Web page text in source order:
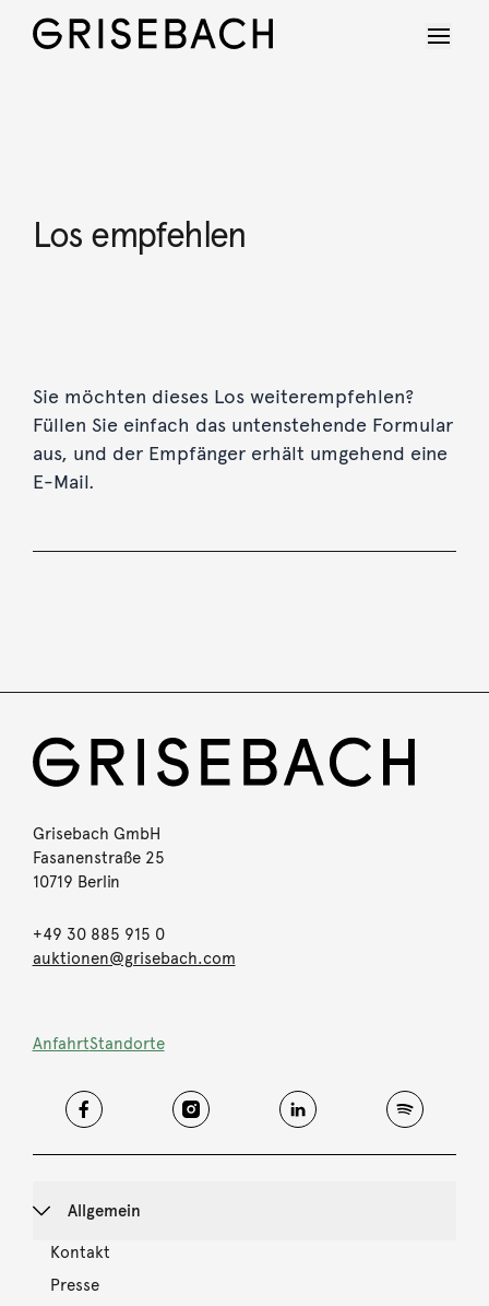
Los empfehlen
Sie möchten dieses Los weiterempfehlen?
Füllen Sie einfach das untenstehende Formular
aus, und der Empfänger erhält umgehend eine
E-Mail.
Grisebach GmbH
Fasanenstraße 25
10719 Berlin
+49 30 885 915 0
auktionen@grisebach.com
AnfahrtStandorte
Allgemein
Kontakt
Presse